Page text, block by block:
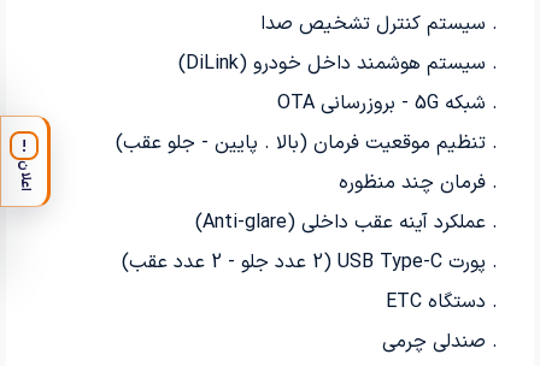
. سیستم کنترل تشخیص صدا
. سیستم هوشمند داخل خودرو (DiLink)
. شبکه 5G - بروزرسانی OTA
. تنظیم موقعیت فرمان (بالا . پايين - جلو عقب)
. فرمان چند منظوره
. عملکرد آینه عقب داخلی (Anti-glare)
. پورت USB Type-C (2 عدد جلو - 2 عدد عقب)
. دستگاه ETC
. صندلی چرمی
!
اعلان